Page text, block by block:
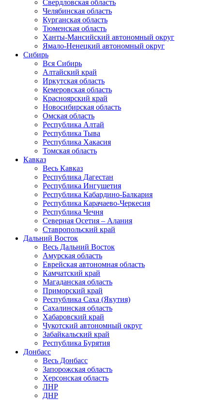
Свердловская область
Челябинская область
Курганская область
Тюменская область
Ханты-Мансийский автономный округ
Ямало-Ненецкий автономный округ
Сибирь
Вся Сибирь
Алтайский край
Иркутская область
Кемеровская область
Красноярский край
Новосибирская область
Омская область
Республика Алтай
Республика Тыва
Республика Хакасия
Томская область
Кавказ
Весь Кавказ
Республика Дагестан
Республика Ингушетия
Республика Кабардино-Балкария
Республика Карачаево-Черкесия
Республика Чечня
Северная Осетия – Алания
Ставропольский край
Дальний Восток
Весь Дальний Восток
Амурская область
Еврейская автономная область
Камчатский край
Магаданская область
Приморский край
Республика Саха (Якутия)
Сахалинская область
Хабаровский край
Чукотский автономный округ
Забайкальский край
Республика Бурятия
Донбасс
Весь Донбасс
Запорожская область
Херсонская область
ЛНР
ДНР